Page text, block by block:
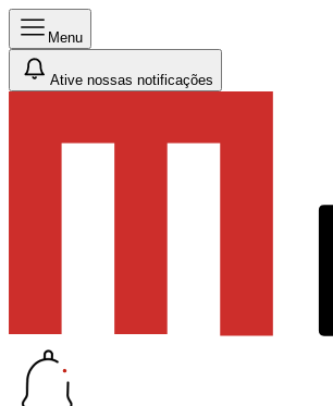
Menu
Ative nossas notificações